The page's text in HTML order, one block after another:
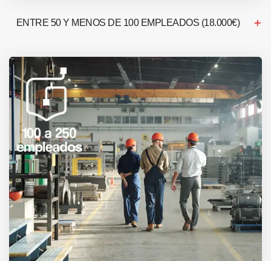
ENTRE 50 Y MENOS DE 100 EMPLEADOS (18.000€)